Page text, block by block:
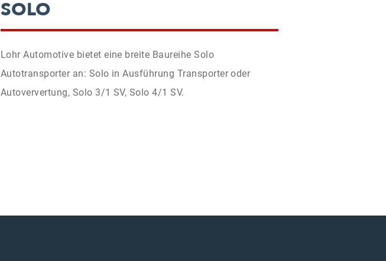
SOLO
Lohr Automotive bietet eine breite Baureihe Solo
Autotransporter an: Solo in Ausführung Transporter oder
Autoververtung, Solo 3/1 SV, Solo 4/1 SV.